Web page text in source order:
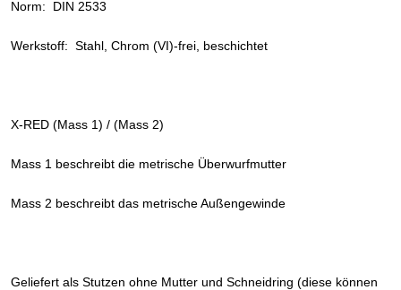
Norm: DIN 2533
Werkstoff: Stahl, Chrom (VI)-frei, beschichtet
X-RED (Mass 1) / (Mass 2)
Mass 1 beschreibt die metrische Überwurfmutter
Mass 2 beschreibt das metrische Außengewinde
Geliefert als Stutzen ohne Mutter und Schneidring (diese können